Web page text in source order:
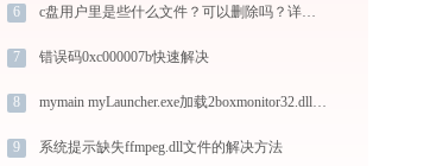
6 c盘用户里是些什么文件？可以删除吗？详解内容与建议
7 错误码0xc000007b快速解决
8 mymain myLauncher.exe加载2boxmonitor32.dll文件丢失处理办法
9 系统提示缺失ffmpeg.dll文件的解决方法